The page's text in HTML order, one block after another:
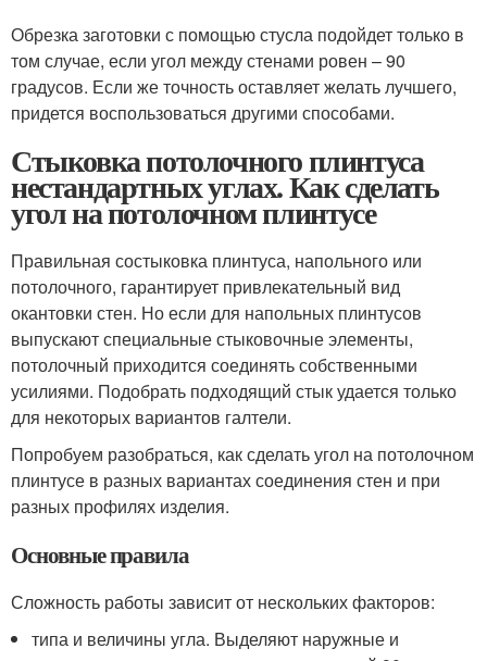
Обрезка заготовки с помощью стусла подойдет только в
том случае, если угол между стенами ровен – 90
градусов. Если же точность оставляет желать лучшего,
придется воспользоваться другими способами.
Стыковка потолочного плинтуса
нестандартных углах. Как сделать
угол на потолочном плинтусе
Правильная состыковка плинтуса, напольного или
потолочного, гарантирует привлекательный вид
окантовки стен. Но если для напольных плинтусов
выпускают специальные стыковочные элементы,
потолочный приходится соединять собственными
усилиями. Подобрать подходящий стык удается только
для некоторых вариантов галтели.
Попробуем разобраться, как сделать угол на потолочном
плинтусе в разных вариантах соединения стен и при
разных профилях изделия.
Основные правила
Сложность работы зависит от нескольких факторов:
типа и величины угла. Выделяют наружные и